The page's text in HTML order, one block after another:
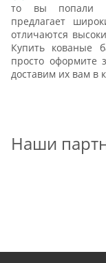
то вы попали
предлагает
отличаются
Купить кованые
просто оформите
доставим их вам в
Наши